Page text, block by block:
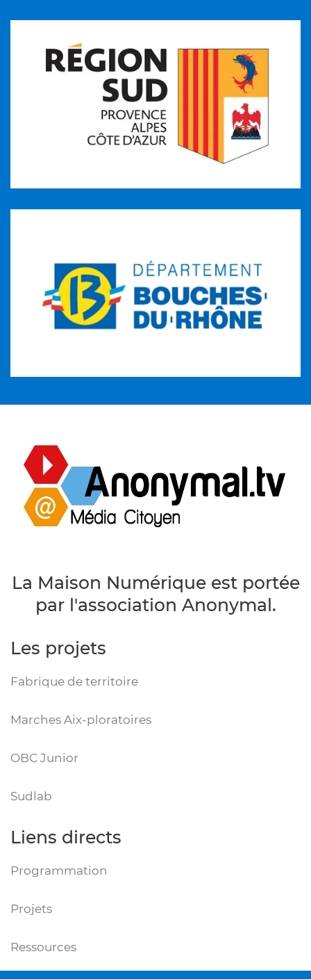
La Maison Numérique est portée
par l'association Anonymal.
Les projets
Fabrique de territoire
Marches Aix-ploratoires
OBC Junior
Sudlab
Liens directs
Programmation
Projets
Ressources